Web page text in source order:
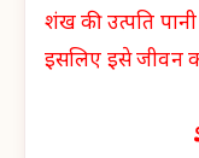
शंख की उत्पति
इसलिए इसे जीवन